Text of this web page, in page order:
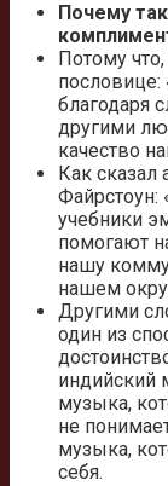
Почему
Потому
благодаря
другими
качество
Как сказал
учебники
помогают
нашу
нашем
Другими
один из
индийский
музыка,
не
музыка,
себя.